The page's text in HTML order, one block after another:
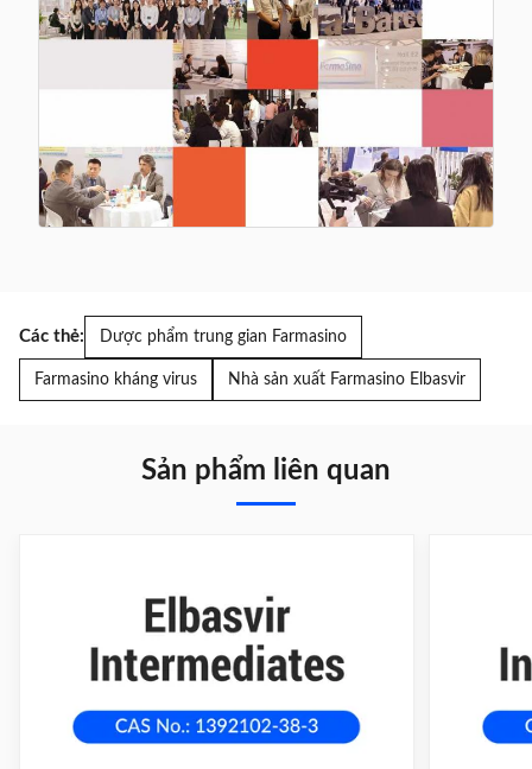
Các thẻ: Dược phẩm trung gian Farmasino
Farmasino kháng virus Nhà sản xuất Farmasino Elbasvir
Sản phẩm liên quan